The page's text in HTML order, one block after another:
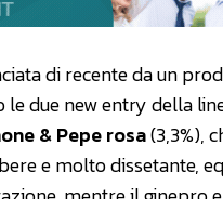
di recente da un
le due new entry della
& Pepe rosa(3,3%),
e molto dissetante,